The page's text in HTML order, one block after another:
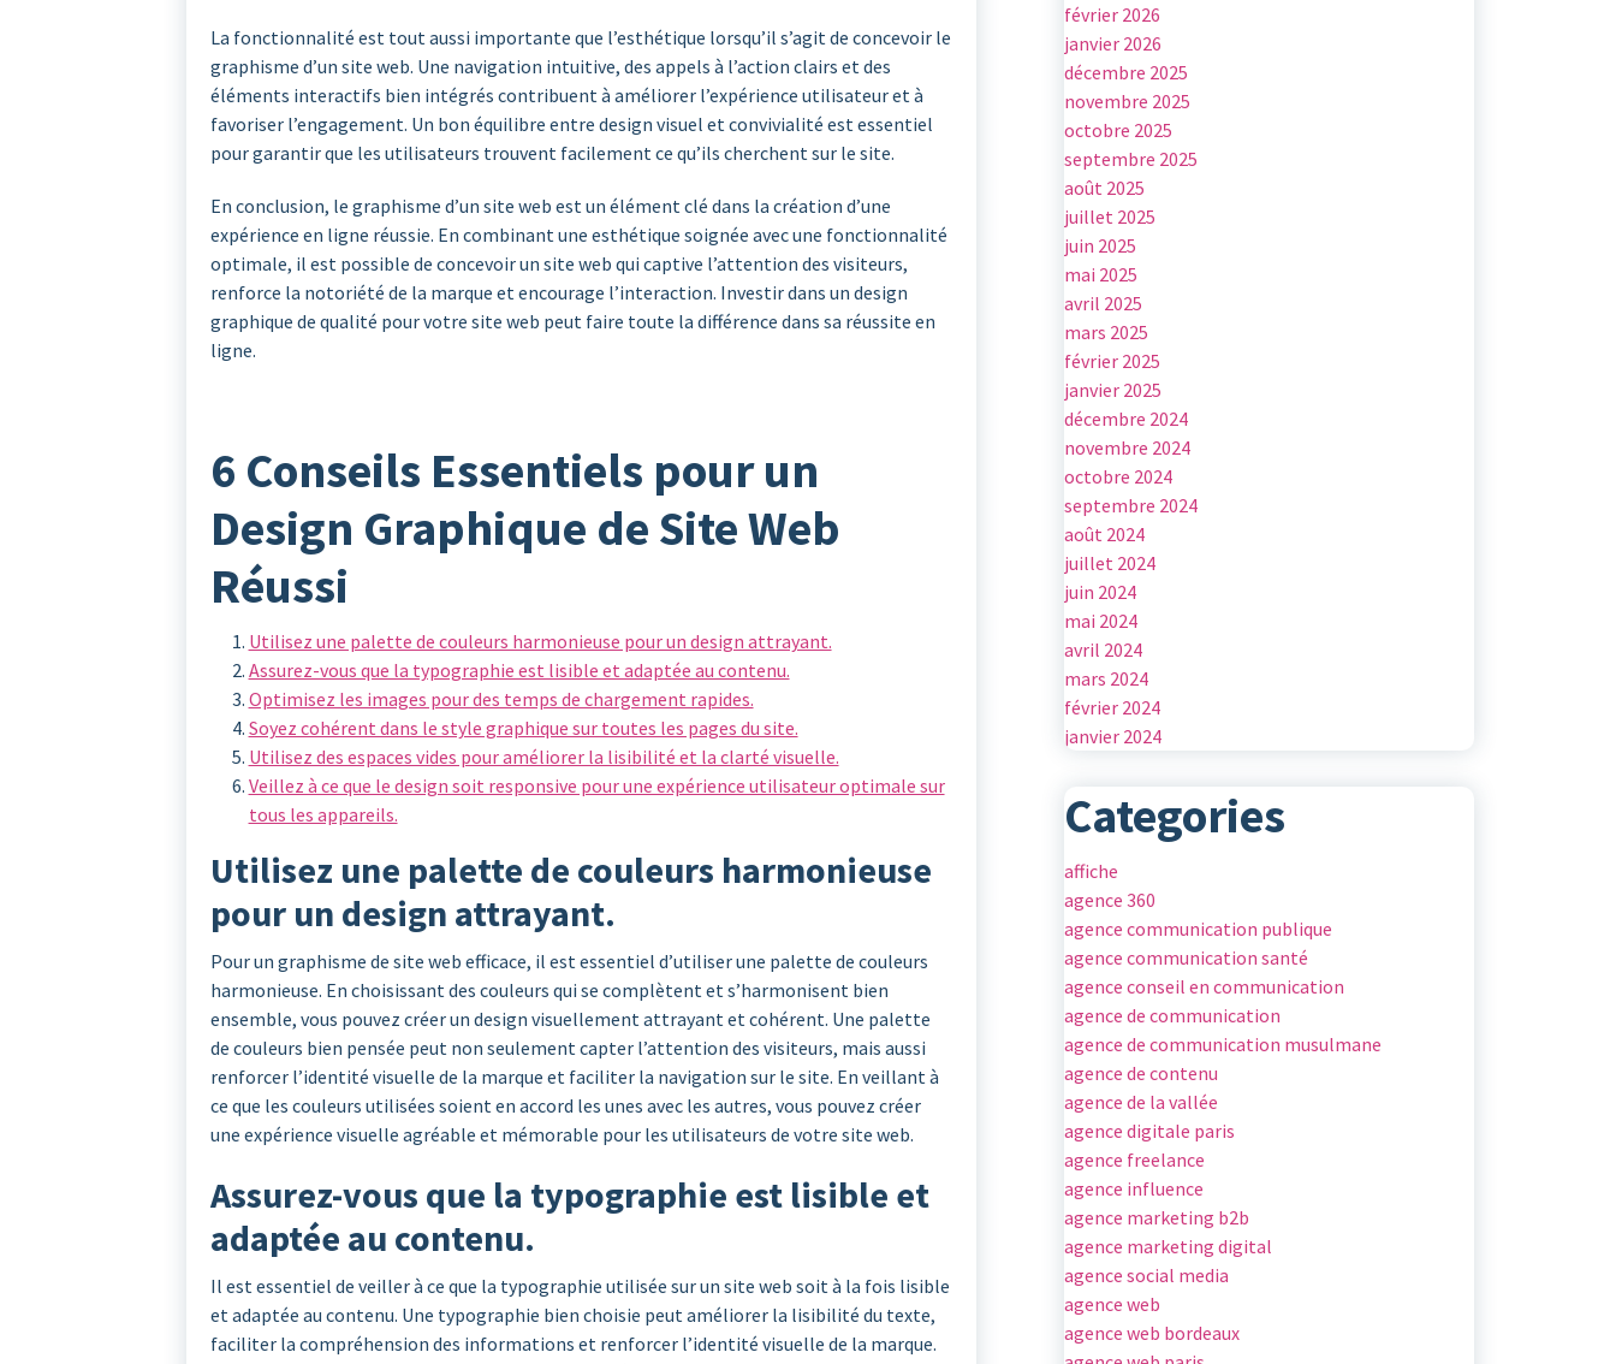
La fonctionnalité est tout aussi importante que l’esthétique lorsqu’il s’agit de concevoir le
graphisme d’un site web. Une navigation intuitive, des appels à l’action clairs et des
éléments interactifs bien intégrés contribuent à améliorer l’expérience utilisateur et à
favoriser l’engagement. Un bon équilibre entre design visuel et convivialité est essentiel
pour garantir que les utilisateurs trouvent facilement ce qu’ils cherchent sur le site.
En conclusion, le graphisme d’un site web est un élément clé dans la création d’une
expérience en ligne réussie. En combinant une esthétique soignée avec une fonctionnalité
optimale, il est possible de concevoir un site web qui captive l’attention des visiteurs,
renforce la notoriété de la marque et encourage l’interaction. Investir dans un design
graphique de qualité pour votre site web peut faire toute la différence dans sa réussite en
ligne.
6 Conseils Essentiels pour un
Design Graphique de Site Web
Réussi
Utilisez une palette de couleurs harmonieuse pour un design attrayant.
Assurez-vous que la typographie est lisible et adaptée au contenu.
Optimisez les images pour des temps de chargement rapides.
Soyez cohérent dans le style graphique sur toutes les pages du site.
Utilisez des espaces vides pour améliorer la lisibilité et la clarté visuelle.
Veillez à ce que le design soit responsive pour une expérience utilisateur optimale sur
tous les appareils.
Utilisez une palette de couleurs harmonieuse
pour un design attrayant.
Pour un graphisme de site web efficace, il est essentiel d’utiliser une palette de couleurs
harmonieuse. En choisissant des couleurs qui se complètent et s’harmonisent bien
ensemble, vous pouvez créer un design visuellement attrayant et cohérent. Une palette
de couleurs bien pensée peut non seulement capter l’attention des visiteurs, mais aussi
renforcer l’identité visuelle de la marque et faciliter la navigation sur le site. En veillant à
ce que les couleurs utilisées soient en accord les unes avec les autres, vous pouvez créer
une expérience visuelle agréable et mémorable pour les utilisateurs de votre site web.
Assurez-vous que la typographie est lisible et
adaptée au contenu.
Il est essentiel de veiller à ce que la typographie utilisée sur un site web soit à la fois lisible
et adaptée au contenu. Une typographie bien choisie peut améliorer la lisibilité du texte,
faciliter la compréhension des informations et renforcer l’identité visuelle de la marque.
février 2026
janvier 2026
décembre 2025
novembre 2025
octobre 2025
septembre 2025
août 2025
juillet 2025
juin 2025
mai 2025
avril 2025
mars 2025
février 2025
janvier 2025
décembre 2024
novembre 2024
octobre 2024
septembre 2024
août 2024
juillet 2024
juin 2024
mai 2024
avril 2024
mars 2024
février 2024
janvier 2024
Categories
affiche
agence 360
agence communication publique
agence communication santé
agence conseil en communication
agence de communication
agence de communication musulmane
agence de contenu
agence de la vallée
agence digitale paris
agence freelance
agence influence
agence marketing b2b
agence marketing digital
agence social media
agence web
agence web bordeaux